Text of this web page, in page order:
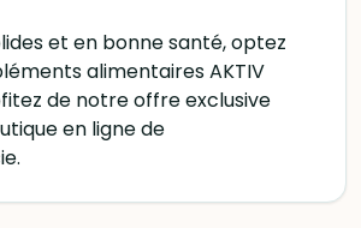
et en bonne santé, optez
alimentaires AKTIV
de notre offre exclusive
en ligne de